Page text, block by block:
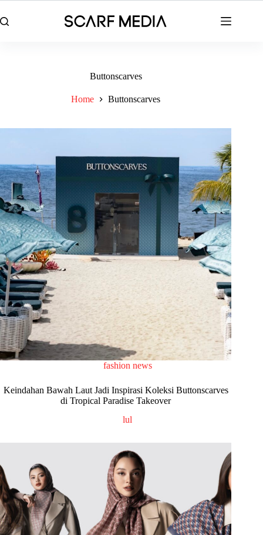
to
content
Buttonscarves
Home Buttonscarves
fashion news
Keindahan Bawah Laut Jadi Inspirasi Koleksi Buttonscarves
di Tropical Paradise Takeover
lul